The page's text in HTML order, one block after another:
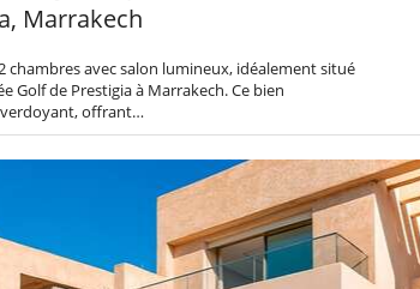
Marrakech
avec salon lumineux, idéalement situé
Golf de Prestigia à Marrakech. Ce bien
offrant…